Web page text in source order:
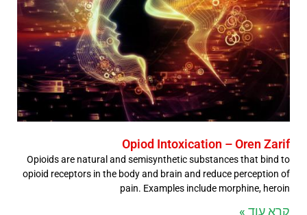
Opiod Intoxication – Oren Zarif
Opioids are natural and semisynthetic substances that bind to
opioid receptors in the body and brain and reduce perception of
pain. Examples include morphine, heroin
קרא עוד »